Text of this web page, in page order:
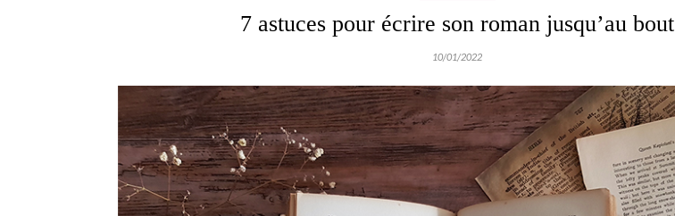
7 astuces pour écrire son roman jusqu’au bout
10/01/2022